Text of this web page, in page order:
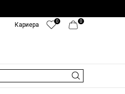
0
0
Кариера